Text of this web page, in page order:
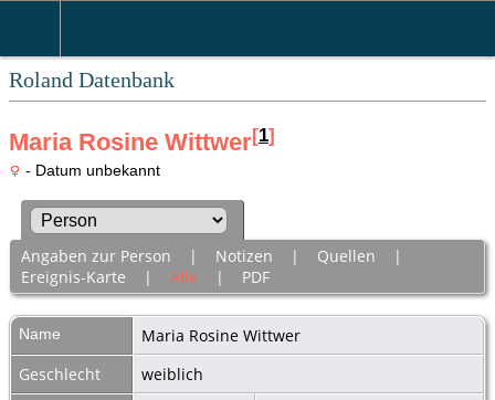
Roland Datenbank
Maria Rosine Wittwer[1]
- Datum unbekannt
Angaben zur Person | Notizen | Quellen |
Ereignis-Karte | Alle | PDF
Name Maria Rosine Wittwer
Geschlecht
weiblich